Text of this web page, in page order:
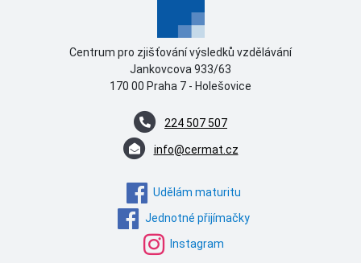
Centrum pro zjišťování výsledků vzdělávání
Jankovcova 933/63
170 00 Praha 7 - Holešovice
224 507 507
info@cermat.cz
Udělám maturitu
Jednotné přijímačky
Instagram